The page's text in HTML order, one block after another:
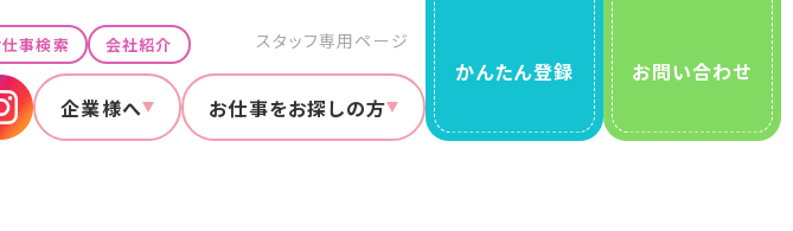
事検索 会社紹介 スタッフ専用ページ
企業様へ お仕事をお探しの方
かんたん登録 お問い合わせ